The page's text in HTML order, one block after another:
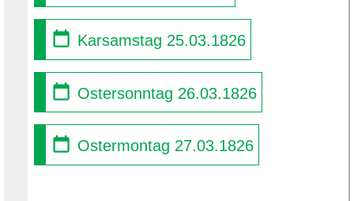
Karsamstag 25.03.1826
Ostersonntag 26.03.1826
Ostermontag 27.03.1826